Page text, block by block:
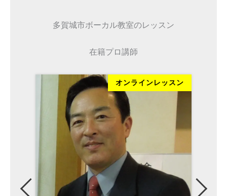
多賀城市ボーカル教室のレッスン
在籍プロ講師
オンラインレッスン